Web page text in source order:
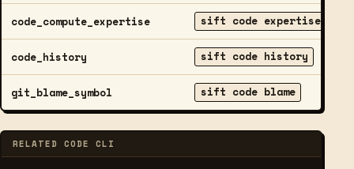
code_compute_expertise sift code expertise
code_history sift code history
git_blame_symbol sift code blame
RELATED CODE CLI